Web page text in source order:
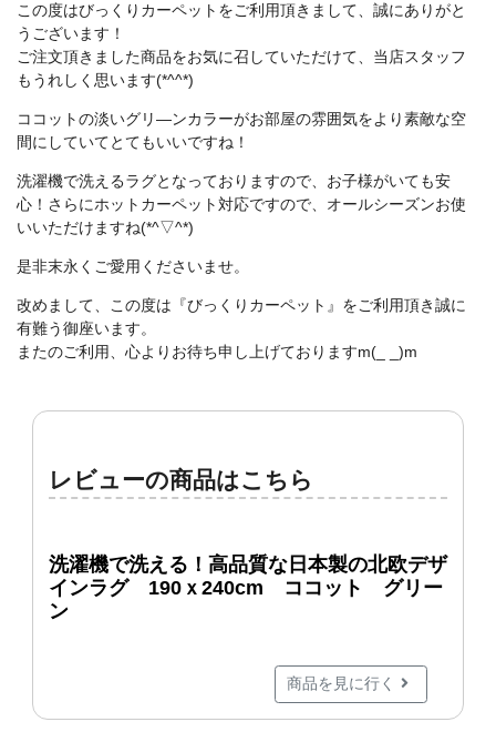
この度はびっくりカーペットをご利用頂きまして、誠にありがと
うございます！
ご注文頂きました商品をお気に召していただけて、当店スタッフ
もうれしく思います(*^^*)
ココットの淡いグリ―ンカラーがお部屋の雰囲気をより素敵な空
間にしていてとてもいいですね！
洗濯機で洗えるラグとなっておりますので、お子様がいても安
心！さらにホットカーペット対応ですので、オールシーズンお使
いいただけますね(*^▽^*)
是非末永くご愛用くださいませ。
改めまして、この度は『びっくりカーペット』をご利用頂き誠に
有難う御座います。
またのご利用、心よりお待ち申し上げておりますm(_ _)m
レビューの商品はこちら
洗濯機で洗える！高品質な日本製の北欧デザ
インラグ 190ｘ240cm ココット グリー
ン
商品を見に行く